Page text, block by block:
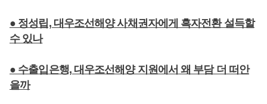
● 정성립, 대우조선해양 사채권자에게 흑자전환 설득할
수 있나
● 수출입은행, 대우조선해양 지원에서 왜 부담 더 떠안
을까